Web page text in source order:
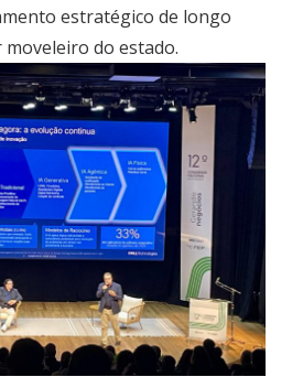
estratégico de longo
do estado.